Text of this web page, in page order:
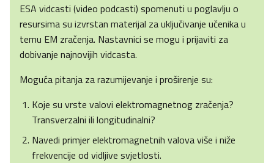
ESA vidcasti (video podcasti) spomenuti u poglavlju o
resursima su izvrstan materijal za uključivanje učenika u
temu EM zračenja. Nastavnici se mogu i prijaviti za
dobivanje najnovijih vidcasta.
Moguća pitanja za razumijevanje i proširenje su:
Koje su vrste valovi elektromagnetnog zračenja?
Transverzalni ili longitudinalni?
Navedi primjer elektromagnetnih valova više i niže
frekvencije od vidljive svjetlosti.